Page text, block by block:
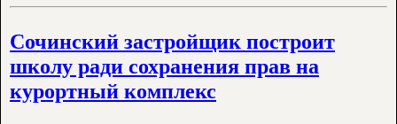
Сочинский застройщик построит
школу ради сохранения прав на
курортный комплекс